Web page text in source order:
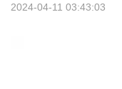
2024-04-11 03:43:03